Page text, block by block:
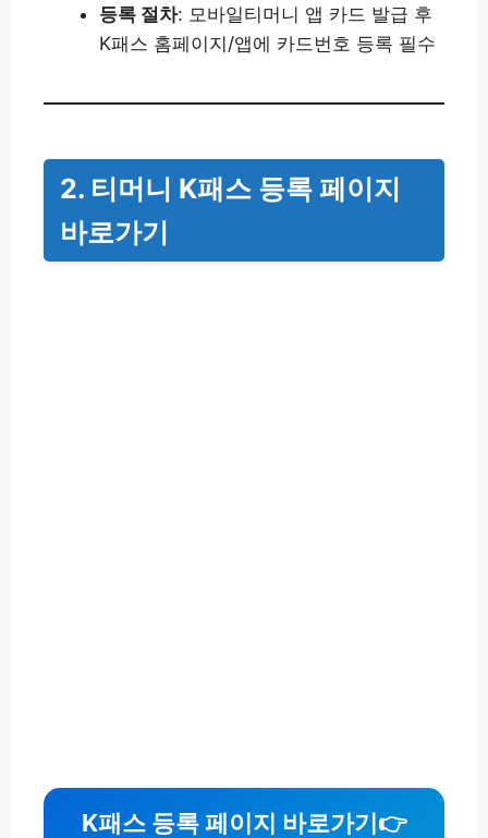
등록 절차: 모바일티머니 앱 카드 발급 후
K패스 홈페이지/앱에 카드번호 등록 필수
2. 티머니 K패스 등록 페이지
바로가기
K패스 등록 페이지 바로가기👉